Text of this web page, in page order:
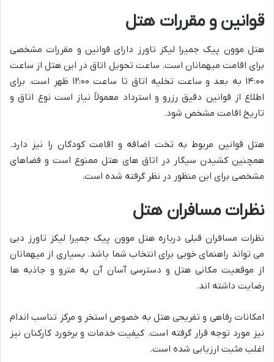
قوانین و مقررات هتل
هتل موون پیک جمیرا لیکز تاورز دارای قوانین و مقررات مشخصی
برای اقامت میهمانان است. ساعت تحویل اتاق در این هتل از ساعت
۱۴:۰۰ به بعد و ساعت تخلیه اتاق تا ساعت ۱۲:۰۰ ظهر است. برای
اطلاع از قوانین دقیق رزرو و استرداد معمولاً نیاز است نوع اتاق و
تاریخ اقامت مشخص شود.
هتل قوانین مربوط به تخت اضافه و اقامت کودکان را نیز دارد.
همچنین کشیدن سیگار در اتاق های هتل ممنوع است و فضاهای
مشخصی برای این منظور در نظر گرفته شده است.
نظرات مسافران هتل
نظرات مسافران قبلی درباره هتل موون پیک جمیرا لیکز تاورز دبی
می تواند راهنمای خوبی برای انتخاب شما باشد. بسیاری از میهمانان
از موقعیت مکانی هتل و دسترسی آسان آن به مترو و جاذبه ها
رضایت داشته اند.
امکانات رفاهی و تفریحی هتل به خصوص استخر و مرکز تناسب اندام
نیز مورد توجه قرار گرفته است. کیفیت خدمات و برخورد کارکنان نیز
اغلب مثبت ارزیابی شده است.